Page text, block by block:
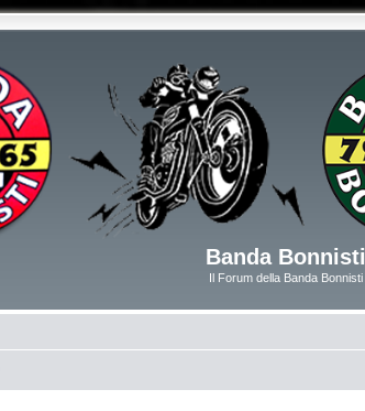
Banda Bonnisti
Il Forum della Banda Bonnisti